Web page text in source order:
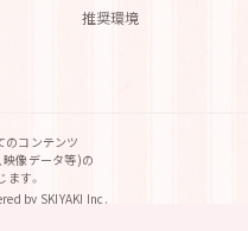
推奨環境
のコンテンツ
映像データ等)の
す。
by SKIYAKI Inc.